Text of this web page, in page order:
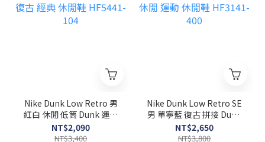
Nike Dunk Low Retro 男
紅白 休閒 低筒 Dunk 運動
復古 經典 休閒鞋 HF5441-
104
NT$2,090
NT$3,400
Nike Dunk Low Retro SE
男 單寧藍 復古 拼接 Dunk
休閒 運動 休閒鞋 HF3141-
400
NT$2,650
NT$3,800